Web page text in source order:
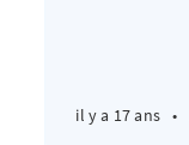
il y a 17 ans •